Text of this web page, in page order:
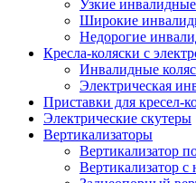
Узкие
Широкие
Недорогие
Кресла-коляски с
Инвалидные
Электрическая
Приставки для кресел-
Электрические скутеры
Вертикализаторы
Вертикализатор
Вертикализатор с